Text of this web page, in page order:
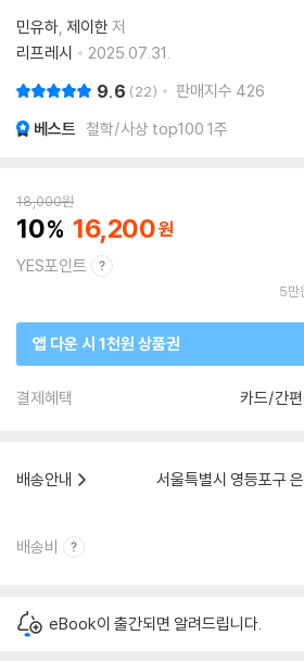
민유하 제이한 저
리프레시
2025.07.31.
9.6 22 판매지수 426
베스트 철학/사상 top100 1주
18,000원
10 16,200
YES포인트
5만
앱 다운 시 1천원 상품권
결제혜택 카드/간
배송안내
서울특별시 영등포구
배송비
eBook이 출간되면 알려드립니다.